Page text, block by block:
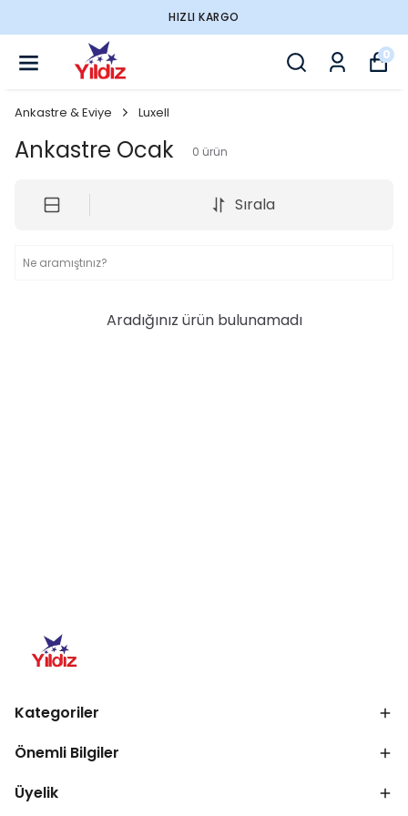
HIZLI KARGO
0
Ankastre & Eviye Luxell
Ankastre Ocak 0 ürün
Sırala
Aradığınız ürün bulunamadı
Kategoriler
Önemli Bilgiler
Üyelik